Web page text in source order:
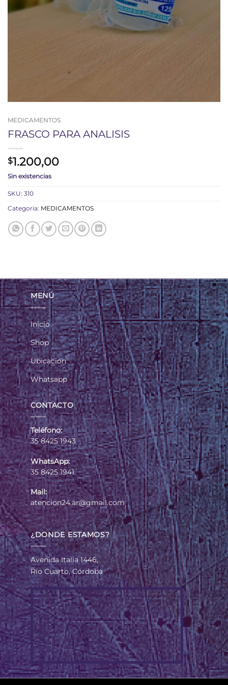
MEDICAMENTOS
FRASCO PARA ANALISIS
$1.200,00
Sin existencias
SKU: 310
Categoría: MEDICAMENTOS
MENÚ
Inicio
Shop
Ubicación
Whatsapp
CONTACTO
Teléfono:
35 8425 1943
WhatsApp:
35 8425 1941
Mail:
atencion24.ar@gmail.com
¿DONDE ESTAMOS?
Avenida Italia 1446,
Río Cuarto, Córdoba